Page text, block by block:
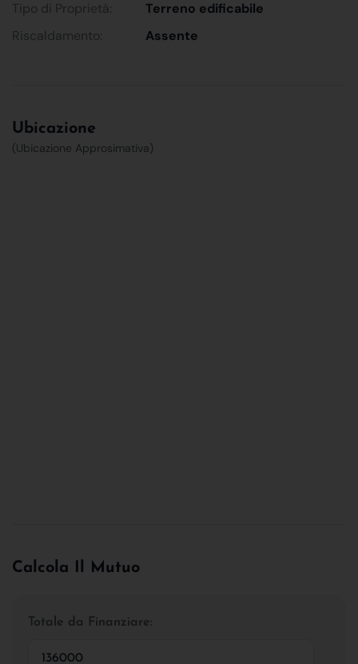
Tipo di Proprietà:
Terreno edificabile
Riscaldamento:
Assente
Ubicazione
(Ubicazione Approsimativa)
Calcola Il Mutuo
Totale da Finanziare: